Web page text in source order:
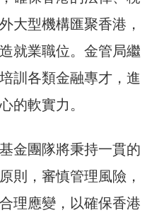
大型機構匯聚香港，
就業職位。金管局繼
訓各類金融專才，進
的軟實力。
金團隊將秉持一貫的
則，審慎管理風險，
理應變，以確保香港